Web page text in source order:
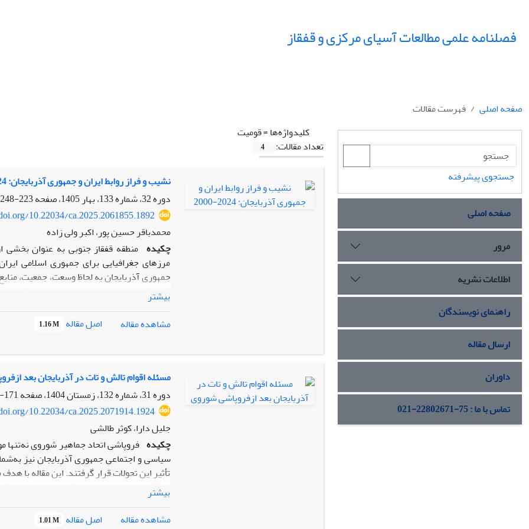
فصلنامه علمی مطالعات آسیای مرکزی و قفقاز
صفحه اصلی
فهرست مقالات
کلیدواژه‌ها =قومیت
تعداد مقالات:
4
نشیب و فراز روابط ایران و جمهوری آذربایجان: 2024-2000
دوره 32، شماره 133، بهار 1405، صفحه
223-248
10.22034/ca.2025.2061855.1892
محمدباقر حسین پور، اکبر ولی زاده
چکیده منطقه قفقاز جنوبی به عنوان بخشی
مرزهای جغرافیایی برای جمهوری اسلامی
جمهوری آذربایجان به لحاظ وسعت، جمعیت،
فرهنگی و تمدنی برای ایران اهمیت ویژه
در روابط دوجانبه وجوه تعامل بسیار دارند به
باشد و طیفی از مسائل، سیاسی، فرهنگی،
ریشه‌های ناپایداری در روابط دو جانبه
ناپایداری در روابط چیست؟ در این پژوهش
همگرایی و واگرایی دو کشور مورد بررسی
شیوه گردآوری اطلاعات به صورت کتابخانه ای
بیشتر
مشاهده مقاله
اصل مقاله 1.16 M
مسئله اقوام تالش و تات در آذربایجان بعد
دوره 31، شماره 132، زمستان 1404، صفحه
171-190
10.22034/ca.2025.2071914.1924
جلیل دارا، کوثر طالشی
چکیده فروپاشی اتحاد جماهیر شوروی
سیاسی و اجتماعی جمهوری آذربایجان نیز
تأثیر این تحولات قرار گرفتند. این مقاله
هویتی، سیاسی و اجتماعی آنان می‌پردازد.
این اقوام وجود دارد، انجام این پژوهش ضروری
به فهم دقیق‌تری از نقش‌آفرینی‌های هویتی در
بیشتر
مشاهده مقاله
اصل مقاله 1.01 M
جستجوی پیشرفته
صفحه اصلی
مرور
اطلاعات نشریه
راهنمای نویسندگان
ارسال مقاله
داوران
تماس با ما : 75-22802671-021